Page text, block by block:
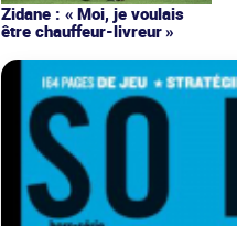
Zidane : « Moi, je voulais
être chauffeur-livreur »